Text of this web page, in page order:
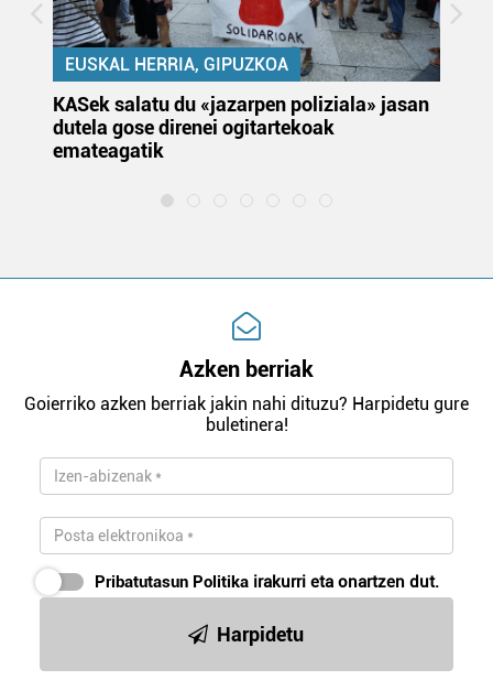
EUSKAL HERRIA, GIPUZKOA
KASek salatu du «jazarpen poliziala» jasan
dutela gose direnei ogitartekoak
emateagatik
Azken berriak
Goierriko azken berriak jakin nahi dituzu? Harpidetu gure
buletinera!
Pribatutasun Politika irakurri eta onartzen dut.
Harpidetu